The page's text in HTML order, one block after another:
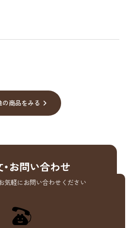
の商品をみる
お問い合わせ
気軽にお問い合わせください